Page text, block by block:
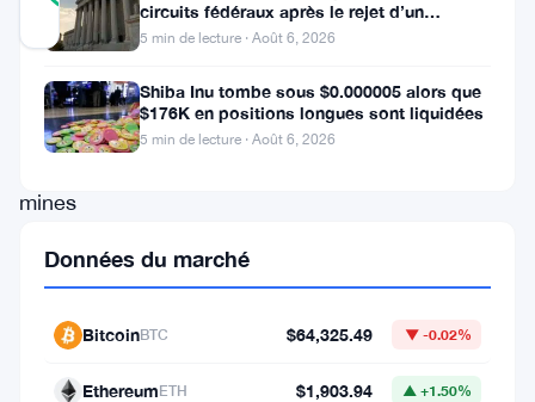
Mis à jour 2 mois il y a
Les
actions
mines
Bitcoin
forte
circuits fédéraux après le rejet d’un
bouclier fédéral
5 min de lecture · Août 6, 2026
Shiba Inu tombe sous $0.000005 alors que
$176K en positions longues sont liquidées
5 min de lecture · Août 6, 2026
Données du marché
BitcoinBTC $64,325.49 ▼ -0.02%
EthereumETH $1,903.94 ▲ +1.50%